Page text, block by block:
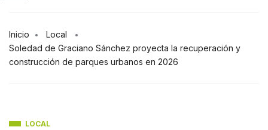
Inicio
Local
Soledad de Graciano Sánchez proyecta la recuperación y
construcción de parques urbanos en 2026
LOCAL